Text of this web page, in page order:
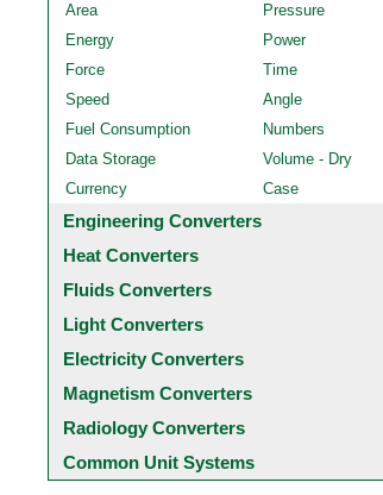
Area
Pressure
Energy
Power
Force
Time
Speed
Angle
Fuel Consumption
Numbers
Data Storage
Volume - Dry
Currency
Case
Engineering Converters
Heat Converters
Fluids Converters
Light Converters
Electricity Converters
Magnetism Converters
Radiology Converters
Common Unit Systems